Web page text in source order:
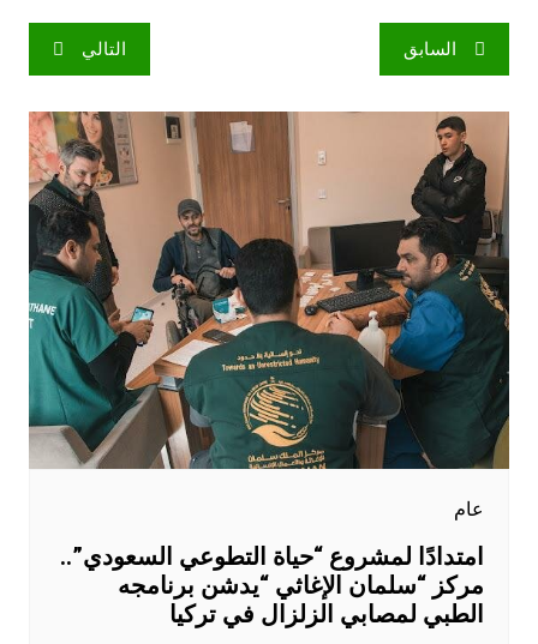
تصفّح
المقالات
السابق التالي
عام
امتدادًا لمشروع “حياة التطوعي السعودي”..
مركز “سلمان الإغاثي “يدشن برنامجه
الطبي لمصابي الزلزال في تركيا